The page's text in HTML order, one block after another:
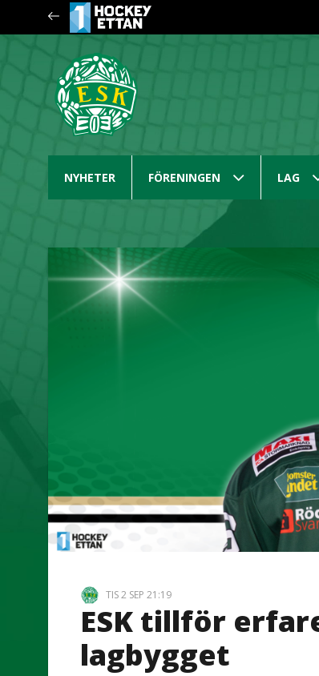
NYHETER FÖRENINGEN LAG
TIS 2 SEP 21:19
ESK tillför
lagbygget